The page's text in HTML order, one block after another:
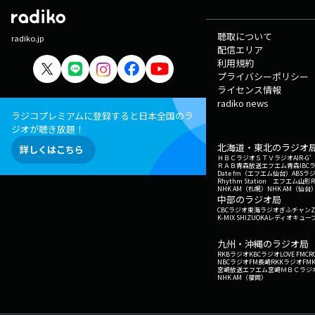
radiko.jp
ラジコプレミアムに登録すると日本全国のラ
ジオが聴き放題！
詳しくはこちら
聴取について
配信エリア
利用規約
プライバシーポリシー
ライセンス情報
radiko news
北海道・東北のラジオ
ＨＢＣラジオＳＴＶラジオAIR-G'
ＲＡＢ青森放送エフエム青森IBC
Date fm（エフエム仙台） ABSラ
Rhythm Station エフエム山形
NHK AM（札幌） NHK AM（仙台
中部のラジオ局
CBCラジオ東海ラジオぎふチャン
K-MIX SHIZUOKAレディオキュー
九州・沖縄のラジオ局
RKBラジオKBCラジオLOVE FM
NBCラジオFM長崎RKKラジオ
宮崎放送エフエム宮崎ＭＢＣラジ
NHK AM（福岡）